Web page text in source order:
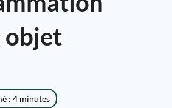
objet
: 4 minutes